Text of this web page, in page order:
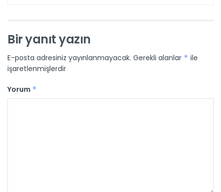
Bir yanıt yazın
E-posta adresiniz yayınlanmayacak. Gerekli alanlar * ile
işaretlenmişlerdir
Yorum *